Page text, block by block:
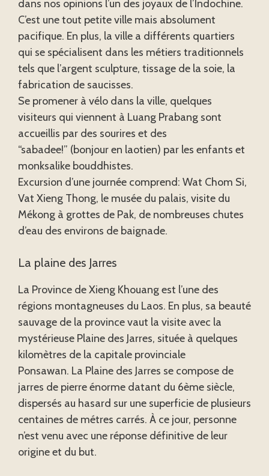
dans nos opinions l’un des joyaux de l’Indochine.
C’est une tout petite ville mais absolument
pacifique. En plus, la ville a différents quartiers
qui se spécialisent dans les métiers traditionnels
tels que l’argent sculpture, tissage de la soie, la
fabrication de saucisses.
Se promener à vélo dans la ville, quelques
visiteurs qui viennent à Luang Prabang sont
accueillis par des sourires et des
“sabadee!” (bonjour en laotien) par les enfants et
monksalike bouddhistes.
Excursion d’une journée comprend: Wat Chom Si,
Vat Xieng Thong, le musée du palais, visite du
Mékong à grottes de Pak, de nombreuses chutes
d’eau des environs de baignade.
La plaine des Jarres
La Province de Xieng Khouang est l’une des
régions montagneuses du Laos. En plus, sa beauté
sauvage de la province vaut la visite avec la
mystérieuse Plaine des Jarres, située à quelques
kilomètres de la capitale provinciale
Ponsawan. La Plaine des Jarres se compose de
jarres de pierre énorme datant du 6ème siècle,
dispersés au hasard sur une superficie de plusieurs
centaines de métres carrés. À ce jour, personne
n’est venu avec une réponse définitive de leur
origine et du but.